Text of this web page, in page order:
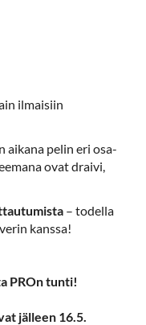
ilmaisiin
aikana pelin eri osa-
ovat draivi,
– todella
kanssa!
PROn tunti!
jälleen 16.5.